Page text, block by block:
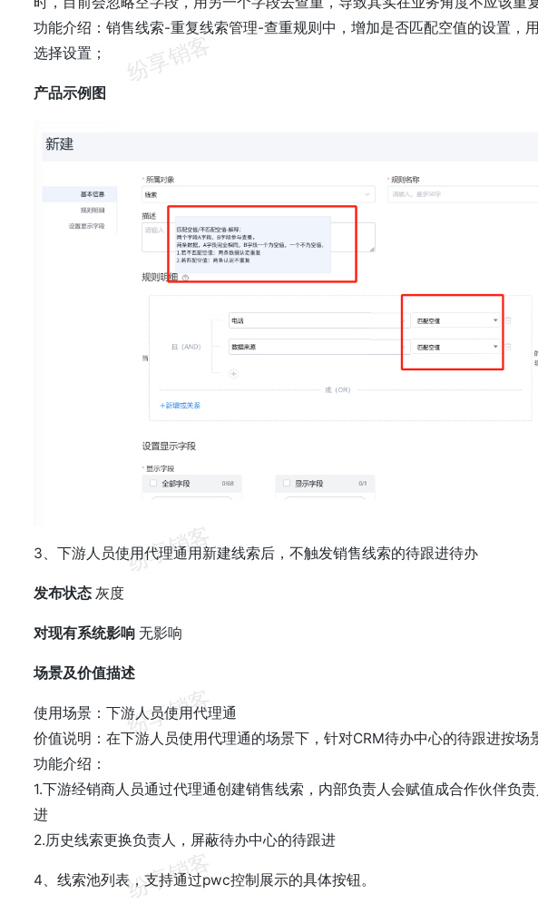
功能介绍：销售线索-重复线索管理-查重规则中，增加是否匹配空值的设置，
选择设置；
产品示例图
3、下游人员使用代理通用新建线索后，不触发销售线索的待跟进待办
发布状态 灰度
对现有系统影响 无影响
场景及价值描述
使用场景：下游人员使用代理通
价值说明：在下游人员使用代理通的场景下，针对CRM待办中心的待跟进按场
功能介绍：
1.下游经销商人员通过代理通创建销售线索，内部负责人会赋值成合作伙伴负
进
2.历史线索更换负责人，屏蔽待办中心的待跟进
4、线索池列表，支持通过pwc控制展示的具体按钮。